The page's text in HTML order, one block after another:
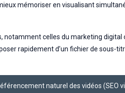
mémoriser en visualisant
notamment celles du marketing digital
rapidement d’un fichier de sous-
naturel des vidéos (SEO